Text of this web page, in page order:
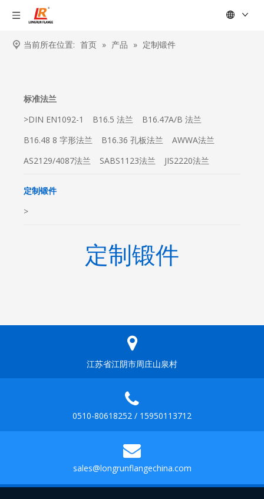
当前所在位置: 首页 » 产品 » 定制锻件
标准法兰
>DIN EN1092-1 B16.5 法兰
B16.47A/B 法兰
B16.48 8 字形法兰
B16.36 孔板法兰
AWWA法兰
AS2129/4087法兰
SABS1123法兰 JIS2220法兰
定制锻件
>
定制锻件

江苏省江阴市周庄山泉村

0510-80618252 / 15950113712

sales@longrunflangechina.com